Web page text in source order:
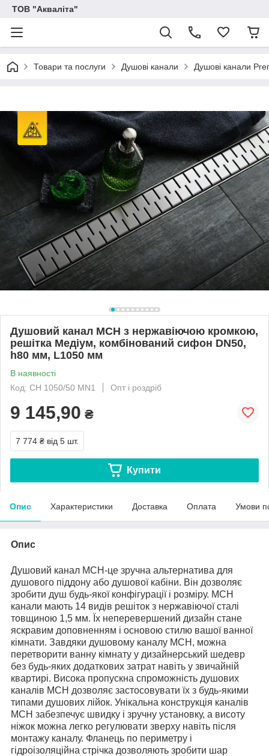
ТОВ "Акваліта"
Товари та послуги Душові канали Душові канали
Душовий канал МСН з нержавіючою кромкою,
решітка Медіум, комбінований сифон DN50,
h80 мм, L1050 мм
В наявності
Код: CH 1050/50 МN1
Опт і роздріб
9 145,90 ₴
7 774 ₴ від 5 шт.
Купити
Опис Характеристики Доставка Оплата Умови
Опис
Душовий канал МСН-це зручна альтернатива для
душового піддону або душової кабіни. Він дозволяє
зробити душ будь-якої конфігурації і розміру. MСН
канали мають 14 видів решіток з нержавіючої сталі
товщиною 1,5 мм. Їх неперевершений дизайн стане
яскравим доповненням і основою стилю вашої ванної
кімнати. Завдяки душовому каналу МСН, можна
перетворити ванну кімнату у дизайнерський шедевр
без будь-яких додаткових затрат навіть у звичайній
квартирі. Висока пропускна спроможність душових
каналів МСН дозволяє застосовувати їх з будь-якими
типами душових лійок. Унікальна конструкція каналів
МСН забезпечує швидку і зручну установку, а висоту
ніжок можна легко регулювати зверху навіть після
монтажу каналу. Фланець по периметру і
гідроізоляційна стрічка дозволяють зробити шар